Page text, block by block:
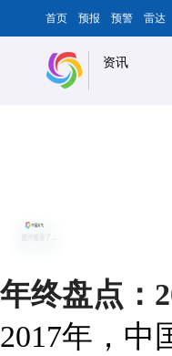
首页 预报 预警 雷达
资讯
年终盘点：
2017年，中